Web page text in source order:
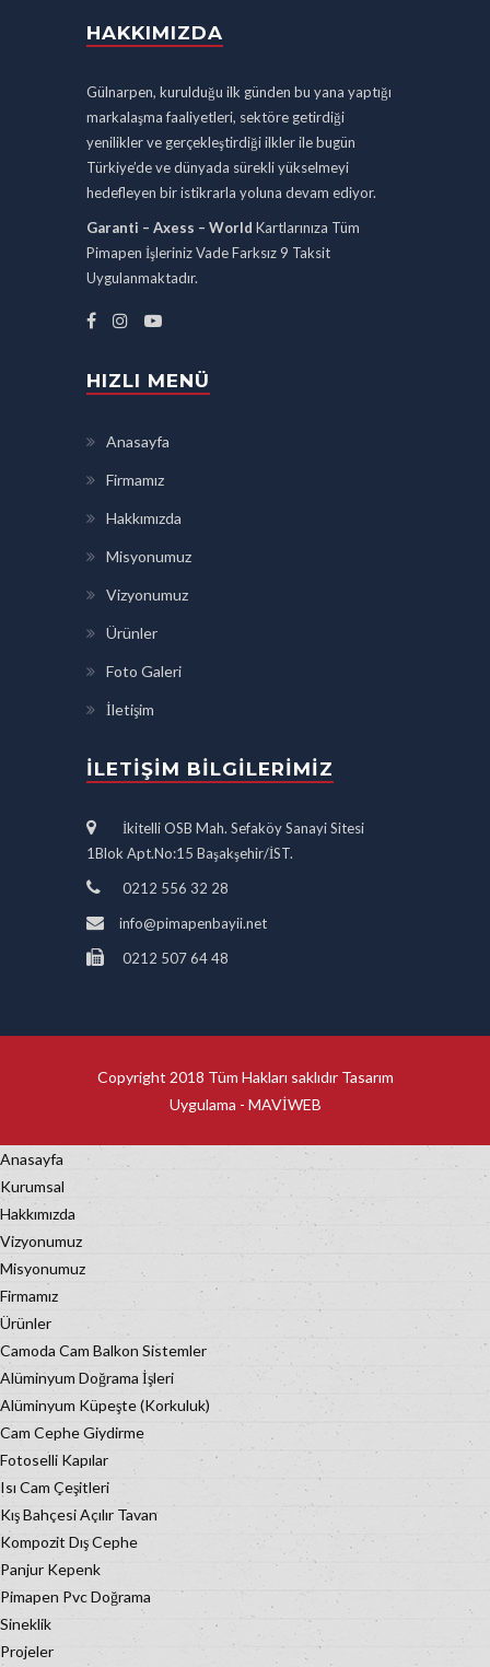
HAKKIMIZDA
Gülnarpen, kurulduğu ilk günden bu yana yaptığı
markalaşma faaliyetleri, sektöre getirdiği
yenilikler ve gerçekleştirdiği ilkler ile bugün
Türkiye’de ve dünyada sürekli yükselmeyi
hedefleyen bir istikrarla yoluna devam ediyor.
Garanti – Axess – World Kartlarınıza Tüm
Pimapen İşleriniz Vade Farksız 9 Taksit
Uygulanmaktadır.
HIZLI MENÜ
Anasayfa
Firmamız
Hakkımızda
Misyonumuz
Vizyonumuz
Ürünler
Foto Galeri
İletişim
İLETIŞIM BILGILERIMIZ
İkitelli OSB Mah. Sefaköy Sanayi Sitesi
1Blok Apt.No:15 Başakşehir/İST.
0212 556 32 28
info@pimapenbayii.net
0212 507 64 48
Copyright 2018 Tüm Hakları saklıdır Tasarım
Uygulama - MAVİWEB
Anasayfa
Kurumsal
Hakkımızda
Vizyonumuz
Misyonumuz
Firmamız
Ürünler
Camoda Cam Balkon Sistemler
Alüminyum Doğrama İşleri
Alüminyum Küpeşte (Korkuluk)
Cam Cephe Giydirme
Fotoselli Kapılar
Isı Cam Çeşitleri
Kış Bahçesi Açılır Tavan
Kompozit Dış Cephe
Panjur Kepenk
Pimapen Pvc Doğrama
Sineklik
Projeler